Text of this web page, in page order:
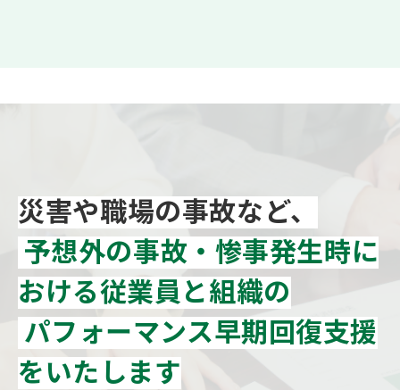
災害や職場の事故など、
予想外の事故・惨事発生時に
おける従業員と組織の
パフォーマンス早期回復支援
をいたします